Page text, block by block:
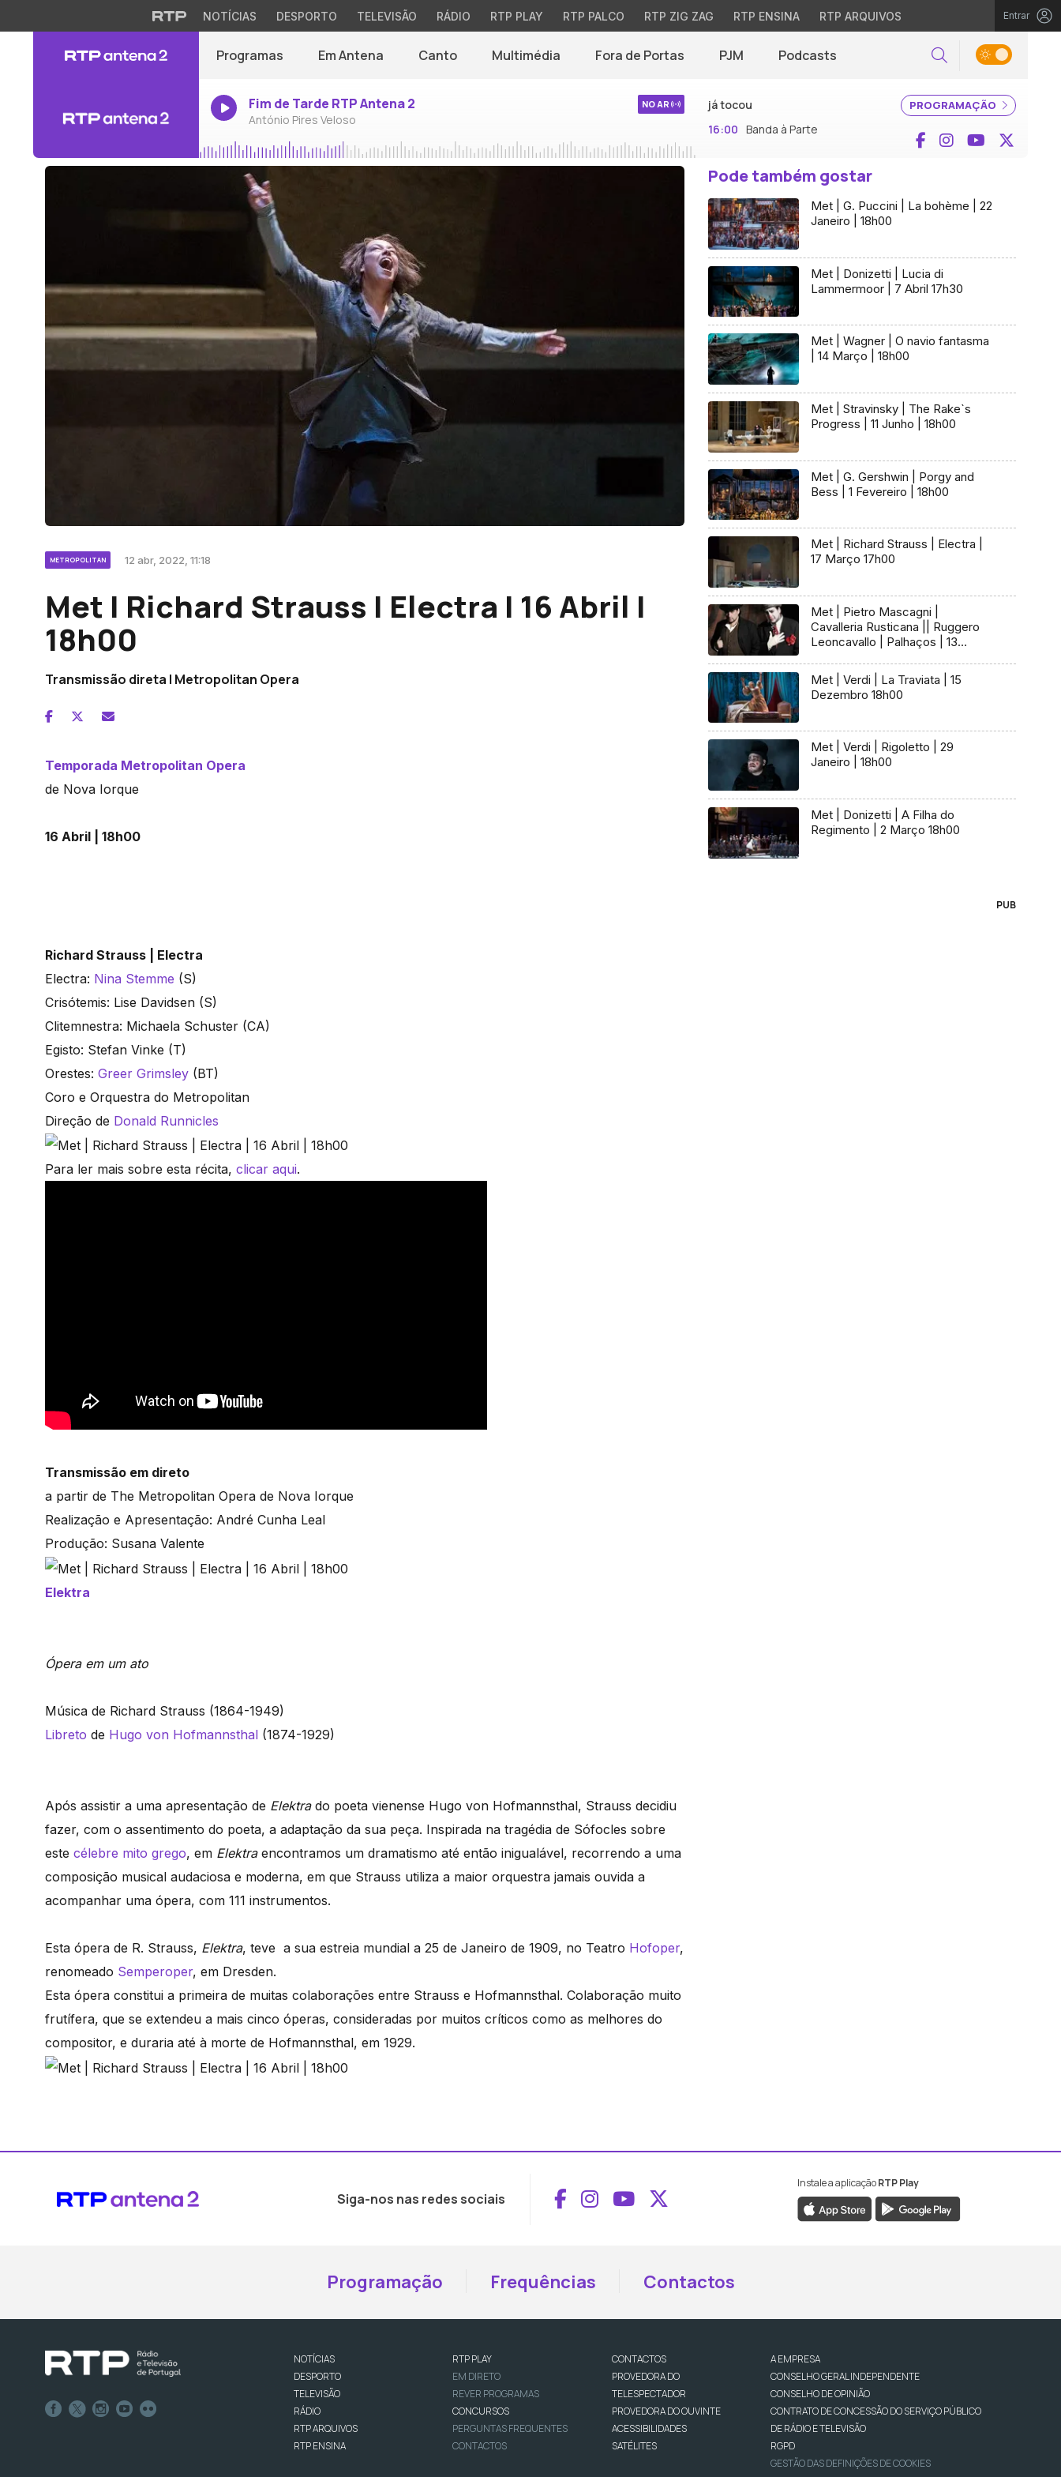
NOTÍCIAS DESPORTO TELEVISÃO RÁDIO RTP PLAY RTP PALCO RTP ZIG ZAG RTP ENSINA RTP ARQUIVOS Entrar
Programas Em Antena Canto Multimédia Fora de Portas PJM Podcasts Pesquisar
Fim de Tarde RTP Antena 2
António Pires Veloso
NO AR PROGRAMAÇÃO
já tocou
16:00 Banda à Parte Facebook
InstagramYouTube
METROPOLITAN 12 abr, 2022, 11:18
Met | Richard Strauss | Electra | 16 Abril |
18h00
Transmissão direta | Metropolitan Opera
Temporada Metropolitan Opera
de Nova Iorque
16 Abril | 18h00
Richard Strauss | Electra
Electra: Nina Stemme (S)
Crisótemis: Lise Davidsen (S)
Clitemnestra: Michaela Schuster (CA)
Egisto: Stefan Vinke (T)
Orestes: Greer Grimsley (BT)
Coro e Orquestra do Metropolitan
Direção de Donald Runnicles
Para ler mais sobre esta récita, clicar aqui.
Transmissão em direto
a partir de The Metropolitan Opera de Nova Iorque
Realização e Apresentação: André Cunha Leal
Produção: Susana Valente
Elektra
Ópera em um ato
Música de Richard Strauss (1864-1949)
Libreto de Hugo von Hofmannsthal (1874-1929)
Após assistir a uma apresentação de Elektra do poeta vienense Hugo von Hofmannsthal, Strauss decidiu
fazer, com o assentimento do poeta, a adaptação da sua peça. Inspirada na tragédia de Sófocles sobre
este célebre mito grego, em Elektra encontramos um dramatismo até então inigualável, recorrendo a uma
composição musical audaciosa e moderna, em que Strauss utiliza a maior orquestra jamais ouvida a
acompanhar uma ópera, com 111 instrumentos.
Esta ópera de R. Strauss, Elektra, teve a sua estreia mundial a 25 de Janeiro de 1909, no Teatro Hofoper,
renomeado Semperoper, em Dresden.
Esta ópera constitui a primeira de muitas colaborações entre Strauss e Hofmannsthal. Colaboração muito
frutífera, que se extendeu a mais cinco óperas, consideradas por muitos críticos como as melhores do
compositor, e duraria até à morte de Hofmannsthal, em 1929.
Pode também gostar
Met | G. Puccini | La bohème | 22
Janeiro | 18h00
Met | Donizetti | Lucia di
Lammermoor | 7 Abril 17h30
Met | Wagner | O navio fantasma
| 14 Março | 18h00
Met | Stravinsky | The Rake`s
Progress | 11 Junho | 18h00
Met | G. Gershwin | Porgy and
Bess | 1 Fevereiro | 18h00
Met | Richard Strauss | Electra |
17 Março 17h00
Met | Pietro Mascagni |
Cavalleria Rusticana || Ruggero
Leoncavallo | Palhaços | 13
Met | Verdi | La Traviata | 15
Dezembro 18h00
Met | Verdi | Rigoletto | 29
Janeiro | 18h00
Met | Donizetti | A Filha do
Regimento | 2 Março 18h00
PUB
Siga-nos nas redes sociais Aceder ao Facebook da RTP Antena 2
Aceder ao Instagram da RTP Antena 2
Aceder ao YouTube da RTP Antena 2
Aceder ao X da RTP Antena 2
Instale a aplicaçãoRTP Play
Programação Frequências Contactos
NOTÍCIAS
DESPORTO
TELEVISÃO
RÁDIO
RTP ARQUIVOS
RTP ENSINA
RTP PLAY
EM DIRETO
REVER PROGRAMAS
CONCURSOS
PERGUNTAS FREQUENTES
CONTACTOS
CONTACTOS
PROVEDORA DO
TELESPECTADOR
PROVEDORA DO OUVINTE
ACESSIBILIDADES
SATÉLITES
A EMPRESA
CONSELHO GERAL INDEPENDENTE
CONSELHO DE OPINIÃO
CONTRATO DE CONCESSÃO DO SERVIÇO PÚBLICO
DE RÁDIO E TELEVISÃO
RGPD
GESTÃO DAS DEFINIÇÕES DE COOKIES